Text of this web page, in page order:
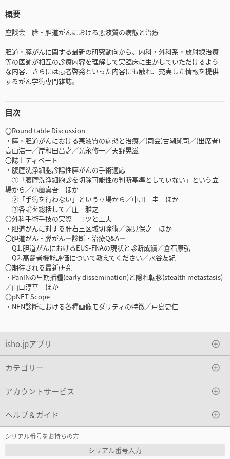
概要
座談会 膵・胆道がんにおける悪液質の病態と治療
胆道・膵がんに関する最新の研究動向から、内科・外科系・放射線治療
等の医師が相互の診療内容を理解して実臨床に生かしていただけるよう
な内容、さらには患者啓発といった内容にも触れ、充実した情報を提供
するがん学術専門雑誌。
目次
〇Round table Discussion
・膵・胆道がんにおける悪液質の病態と治療／(司会)古瀬純司／(出席者)
高山浩一／岸和田昌之／光永修一／天野晃滋
〇誌上ディベート
・腹腔洗浄細胞診陽性膵がんの手術適応
①「腹腔洗浄細胞診を切除可能性の判断基準としていない」という立
場から／小薗真吾 ほか
②「手術を行わない」という立場から／中川 圭 ほか
③各論を総括して／庄 雅之
〇外科手術手技の実際―コツと工夫―
・胆道がんに対する肝右三区域切除術／深見保之 ほか
〇胆道がん・膵がん―診断・治療Q&A―
Q1.胆道がんにおけるEUS-FNAの現状と診断成績／倉石康弘
Q2.高齢者機能評価について教えてください／水谷友紀
〇期待される最新研究
・PanINの早期播種(early dissemination)と隠れ転移(stealth metastasis)
／山口淳平 ほか
〇pNET Scope
・NEN診断における各種画像モダリティの特徴／戸島史仁
isho.jpアプリ
カテゴリー
アカウントサービス
ヘルプ＆ガイド
シリアル番号をお持ちの方
シリアル番号入力